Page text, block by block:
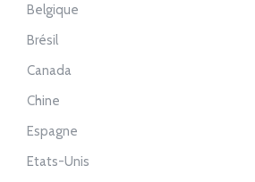
Belgique
Brésil
Canada
Chine
Espagne
Etats-Unis